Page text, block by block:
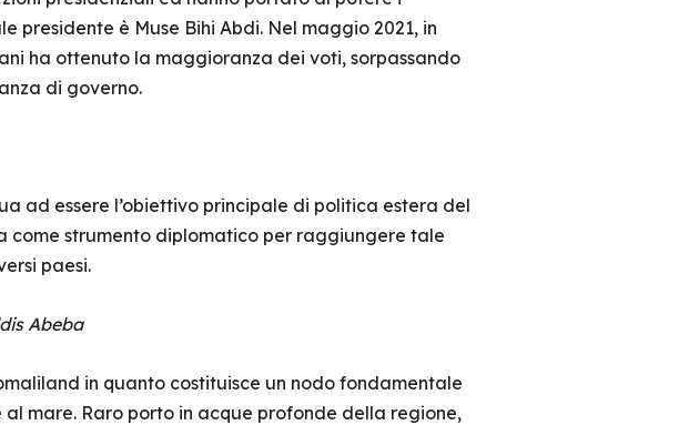
presidente è Muse Bihi Abdi. Nel maggio 2021, in
ha ottenuto la maggioranza dei voti, sorpassando
di governo.
ad essere l’obiettivo principale di politica estera del
come strumento diplomatico per raggiungere tale
paesi.
Abeba
in quanto costituisce un nodo fondamentale
mare. Raro porto in acque profonde della regione,